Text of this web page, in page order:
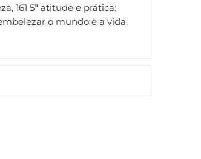
161 5ª atitude e prática:
o mundo e a vida,